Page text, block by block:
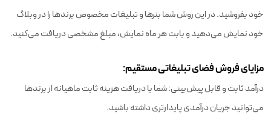
خود بفروشید. در این روش شما بنرها و تبلیغات مخصوص برندها را در وبلاگ
خود نمایش می‌دهید و بابت هر ماه نمایش، مبلغ مشخصی دریافت می‌کنید.
مزایای فروش فضای تبلیغاتی مستقیم:
درآمد ثابت و قابل پیش‌بینی: شما با دریافت هزینه ثابت ماهیانه از برندها
می‌توانید جریان درآمدی پایدارتری داشته باشید.